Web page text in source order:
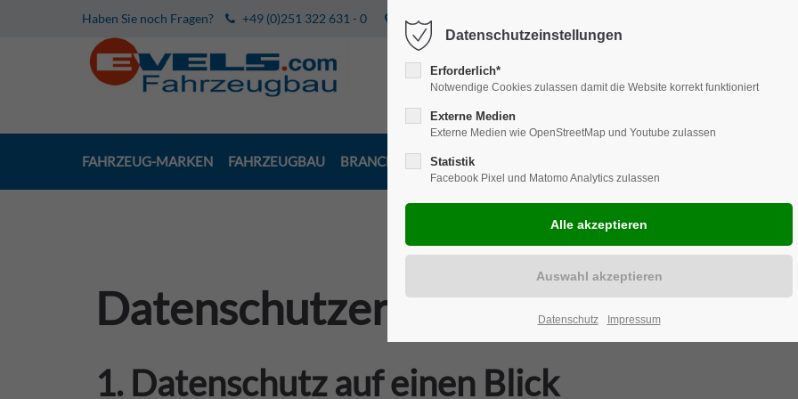
Haben Sie noch Fragen? +49 (0)251 322 631 - 0 Harkortstraße 12, 48163 Münster
FAHRZEUG-MARKEN FAHRZEUGBAU BRANCHENLÖSUNGEN
Datenschutz­erklärung
1. Datenschutz auf einen Blick
Datenschutzeinstellungen
Erforderlich*
Notwendige Cookies zulassen damit die Website korrekt funktioniert
Externe Medien
Externe Medien wie OpenStreetMap und Youtube zulassen
Statistik
Facebook Pixel und Matomo Analytics zulassen
Datenschutz Impressum